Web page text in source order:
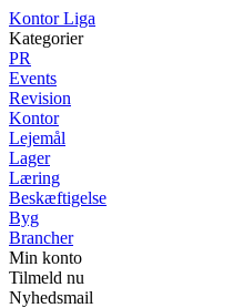
KontorLiga
Kategorier
PR
Events
Revision
Kontor
Lejemål
Lager
Læring
Beskæftigelse
Byg
Brancher
Min konto
Tilmeld nu
Nyhedsmail